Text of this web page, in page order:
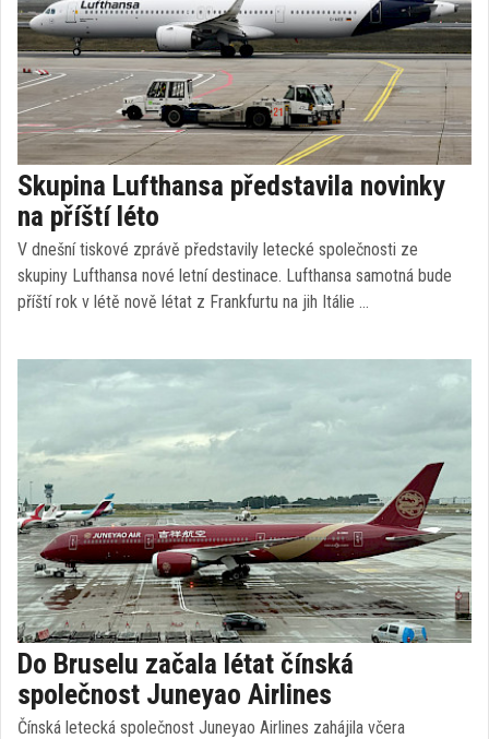
Skupina Lufthansa představila novinky
na příští léto
V dnešní tiskové zprávě představily letecké společnosti ze
skupiny Lufthansa nové letní destinace. Lufthansa samotná bude
příští rok v létě nově létat z Frankfurtu na jih Itálie …
Do Bruselu začala létat čínská
společnost Juneyao Airlines
Čínská letecká společnost Juneyao Airlines zahájila včera